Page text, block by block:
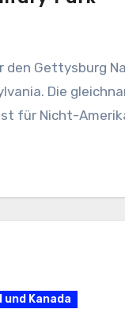
Gettysburg
Die
für Nicht-
Kanada